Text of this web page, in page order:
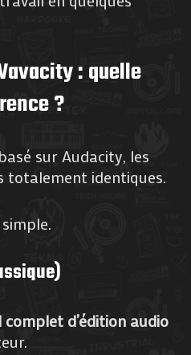
: quelle
?
sur Audacity, les
totalement identiques.
complet d’édition audio